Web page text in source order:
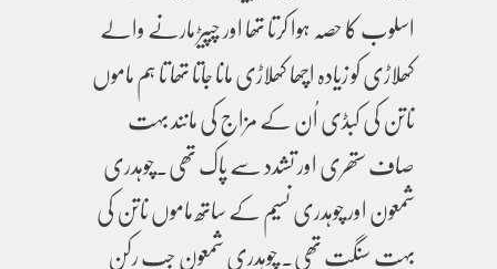
اسلوب کا حصہ ہوا کرتا تھا اور چپیڑ مارنے والے
کھلاڑی کو زیادہ اچھا کھلاڑی مانا جاتا تھا تا ہم ماموں
ناتن کی کبڈی اُن کے مزاج کی مانند بہت
صاف ستھری اور تشدد سے پاک تھی۔چوہدری
شمعون اور چوہدری نسیم کے ساتھ ماموں ناتن کی
بہت سنگت تھی۔ چوہدری شمعون جب رکن